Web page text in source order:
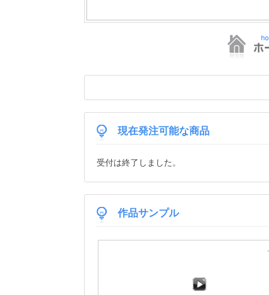
現在発注可能な商品
受付は終了しました。
作品サンプル